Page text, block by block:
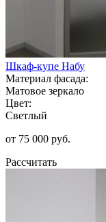
Шкаф-купе Набу
Материал фасада:
Матовое зеркало
Цвет:
Светлый
от 75 000 руб.
Рассчитать